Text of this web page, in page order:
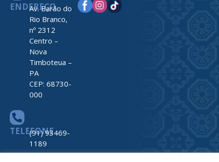
ENDEREÇO
Av. Barão do
Rio Branco,
nº 2312
Centro –
Nova
Timboteua –
PA
CEP: 68730-
000
TELEFONE
(91) 93469-
1189